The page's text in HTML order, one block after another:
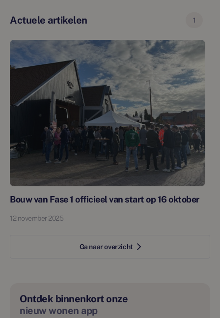
Actuele artikelen 1
Bouw van Fase 1 officieel van start op 16 oktober
12 november 2025
Ga naar overzicht
Ontdek binnenkort onze
nieuw wonen app